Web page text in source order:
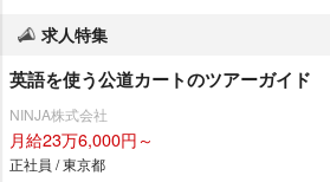
求人特集
英語を使う公道カートのツアーガイド
NINJA株式会社
月給23万6,000円～
正社員 / 東京都